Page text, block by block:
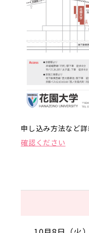
申し込み方法など詳
確認ください